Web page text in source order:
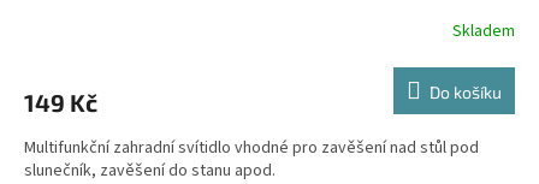
Skladem
149 Kč Do košíku
Multifunkční zahradní svítidlo vhodné pro zavěšení nad stůl pod
slunečník, zavěšení do stanu apod.